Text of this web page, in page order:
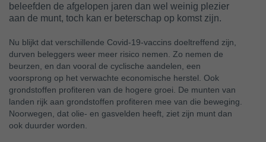
beleefden de afgelopen jaren dan wel weinig plezier
aan de munt, toch kan er beterschap op komst zijn.
Nu blijkt dat verschillende Covid-19-vaccins doeltreffend zijn,
durven beleggers weer meer risico nemen. Zo nemen de
beurzen, en dan vooral de cyclische aandelen, een
voorsprong op het verwachte economische herstel. Ook
grondstoffen profiteren van de hogere groei. De munten van
landen rijk aan grondstoffen profiteren mee van die beweging.
Noorwegen, dat olie- en gasvelden heeft, ziet zijn munt dan
ook duurder worden.